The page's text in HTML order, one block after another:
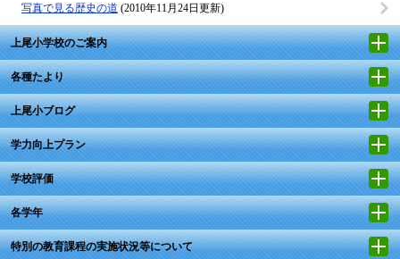
写真で見る歴史の道 (2010年11月24日更新)
上尾小学校のご案内
各種たより
上尾小ブログ
学力向上プラン
学校評価
各学年
特別の教育課程の実施状況等について